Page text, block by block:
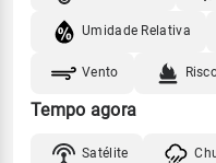
Umidade Relativa
Vento
Tempo agora
Satélite